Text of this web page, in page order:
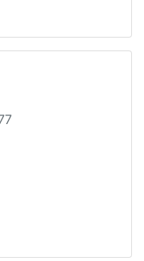
務推廣
嚴禁:簡體,不法,恐怖,